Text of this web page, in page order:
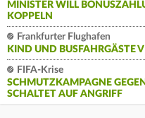
MINISTER WILL
KOPPELN
Frankfurter Flughafen
KIND UND BUSFAHRGÄSTE
FIFA-Krise
SCHMUTZKAMPAGNE
SCHALTET AUF ANGRIFF